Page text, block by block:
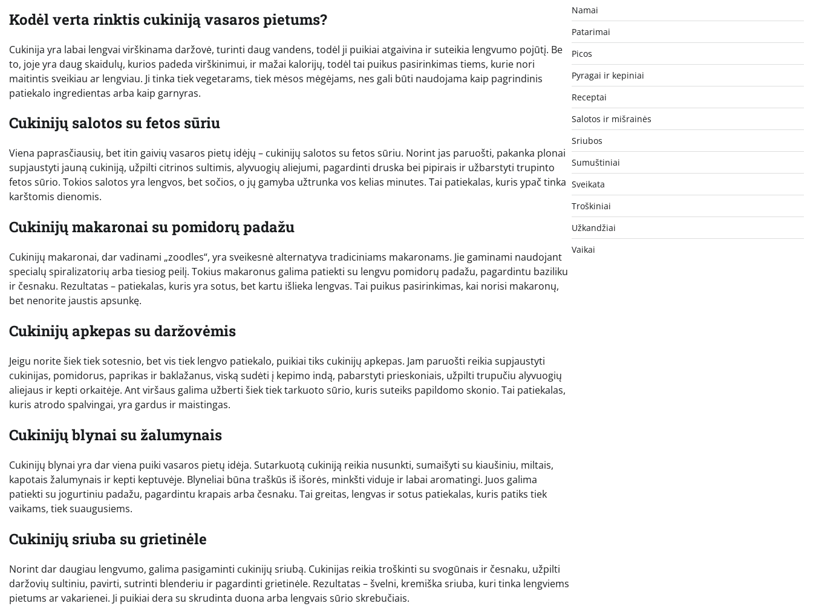
Kodėl verta rinktis cukiniją vasaros pietums?
Cukinija yra labai lengvai virškinama daržovė, turinti daug vandens, todėl ji puikiai atgaivina ir suteikia lengvumo pojūtį. Be
to, joje yra daug skaidulų, kurios padeda virškinimui, ir mažai kalorijų, todėl tai puikus pasirinkimas tiems, kurie nori
maitintis sveikiau ar lengviau. Ji tinka tiek vegetarams, tiek mėsos mėgėjams, nes gali būti naudojama kaip pagrindinis
patiekalo ingredientas arba kaip garnyras.
Cukinijų salotos su fetos sūriu
Viena paprasčiausių, bet itin gaivių vasaros pietų idėjų – cukinijų salotos su fetos sūriu. Norint jas paruošti, pakanka plonai
supjaustyti jauną cukiniją, užpilti citrinos sultimis, alyvuogių aliejumi, pagardinti druska bei pipirais ir užbarstyti trupinto
fetos sūrio. Tokios salotos yra lengvos, bet sočios, o jų gamyba užtrunka vos kelias minutes. Tai patiekalas, kuris ypač tinka
karštomis dienomis.
Cukinijų makaronai su pomidorų padažu
Cukinijų makaronai, dar vadinami „zoodles“, yra sveikesnė alternatyva tradiciniams makaronams. Jie gaminami naudojant
specialų spiralizatorių arba tiesiog peilį. Tokius makaronus galima patiekti su lengvu pomidorų padažu, pagardintu baziliku
ir česnaku. Rezultatas – patiekalas, kuris yra sotus, bet kartu išlieka lengvas. Tai puikus pasirinkimas, kai norisi makaronų,
bet nenorite jaustis apsunkę.
Cukinijų apkepas su daržovėmis
Jeigu norite šiek tiek sotesnio, bet vis tiek lengvo patiekalo, puikiai tiks cukinijų apkepas. Jam paruošti reikia supjaustyti
cukinijas, pomidorus, paprikas ir baklažanus, viską sudėti į kepimo indą, pabarstyti prieskoniais, užpilti trupučiu alyvuogių
aliejaus ir kepti orkaitėje. Ant viršaus galima užberti šiek tiek tarkuoto sūrio, kuris suteiks papildomo skonio. Tai patiekalas,
kuris atrodo spalvingai, yra gardus ir maistingas.
Cukinijų blynai su žalumynais
Cukinijų blynai yra dar viena puiki vasaros pietų idėja. Sutarkuotą cukiniją reikia nusunkti, sumaišyti su kiaušiniu, miltais,
kapotais žalumynais ir kepti keptuvėje. Blyneliai būna traškūs iš išorės, minkšti viduje ir labai aromatingi. Juos galima
patiekti su jogurtiniu padažu, pagardintu krapais arba česnaku. Tai greitas, lengvas ir sotus patiekalas, kuris patiks tiek
vaikams, tiek suaugusiems.
Cukinijų sriuba su grietinėle
Norint dar daugiau lengvumo, galima pasigaminti cukinijų sriubą. Cukinijas reikia troškinti su svogūnais ir česnaku, užpilti
daržovių sultiniu, pavirti, sutrinti blenderiu ir pagardinti grietinėle. Rezultatas – švelni, kremiška sriuba, kuri tinka lengviems
pietums ar vakarienei. Ji puikiai dera su skrudinta duona arba lengvais sūrio skrebučiais.
Namai
Patarimai
Picos
Pyragai ir kepiniai
Receptai
Salotos ir mišrainės
Sriubos
Sumuštiniai
Sveikata
Troškiniai
Užkandžiai
Vaikai